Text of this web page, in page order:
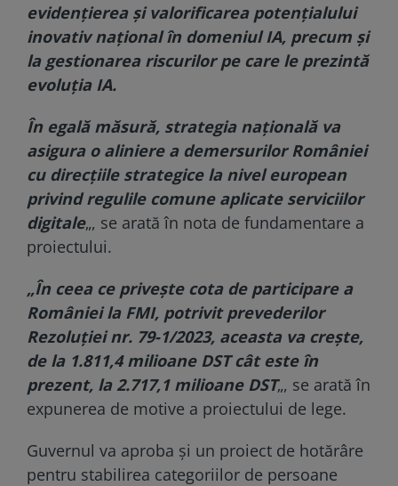
evidenţierea şi valorificarea potenţialului
inovativ naţional în domeniul IA, precum şi
la gestionarea riscurilor pe care le prezintă
evoluţia IA.
În egală măsură, strategia naţională va
asigura o aliniere a demersurilor României
cu direcţiile strategice la nivel european
privind regulile comune aplicate serviciilor
digitale„, se arată în nota de fundamentare a
proiectului.
„În ceea ce priveşte cota de participare a
României la FMI, potrivit prevederilor
Rezoluţiei nr. 79-1/2023, aceasta va creşte,
de la 1.811,4 milioane DST cât este în
prezent, la 2.717,1 milioane DST„, se arată în
expunerea de motive a proiectului de lege.
Guvernul va aproba şi un proiect de hotărâre
pentru stabilirea categoriilor de persoane